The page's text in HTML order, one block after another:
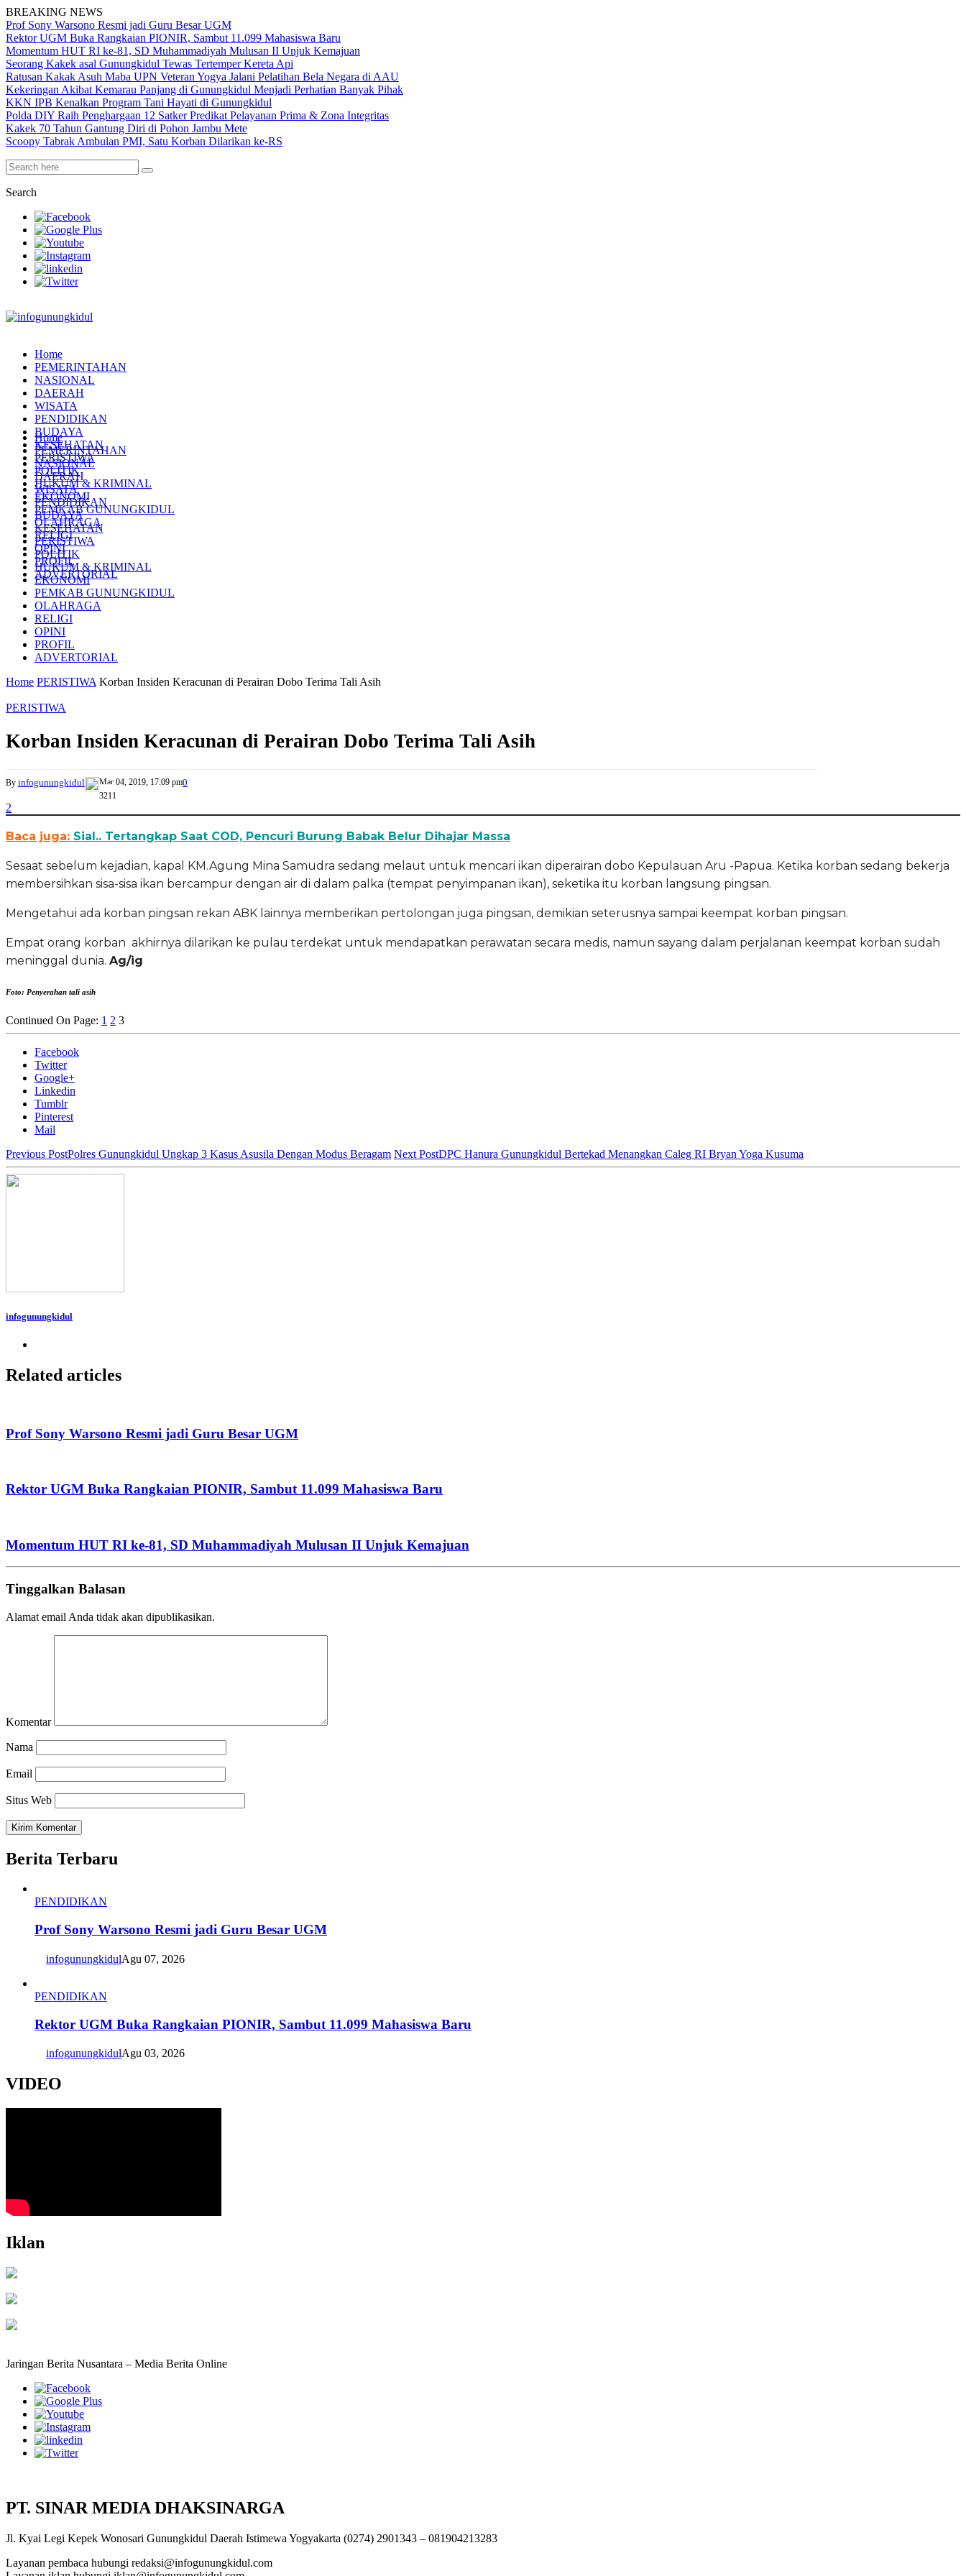
BREAKING NEWS
Prof Sony Warsono Resmi jadi Guru Besar UGM
Rektor UGM Buka Rangkaian PIONIR, Sambut 11.099 Mahasiswa Baru
Momentum HUT RI ke-81, SD Muhammadiyah Mulusan II Unjuk Kemajuan
Seorang Kakek asal Gunungkidul Tewas Tertemper Kereta Api
Ratusan Kakak Asuh Maba UPN Veteran Yogya Jalani Pelatihan Bela Negara di AAU
Kekeringan Akibat Kemarau Panjang di Gunungkidul Menjadi Perhatian Banyak Pihak
KKN IPB Kenalkan Program Tani Hayati di Gunungkidul
Polda DIY Raih Penghargaan 12 Satker Predikat Pelayanan Prima & Zona Integritas
Kakek 70 Tahun Gantung Diri di Pohon Jambu Mete
Scoopy Tabrak Ambulan PMI, Satu Korban Dilarikan ke-RS
Search
Home
PEMERINTAHAN
NASIONAL
DAERAH
WISATA
PENDIDIKAN
BUDAYA
KESEHATAN
PERISTIWA
POLITIK
HUKUM & KRIMINAL
EKONOMI
PEMKAB GUNUNGKIDUL
OLAHRAGA
RELIGI
OPINI
PROFIL
ADVERTORIAL
Home
PEMERINTAHAN
NASIONAL
DAERAH
WISATA
PENDIDIKAN
BUDAYA
KESEHATAN
PERISTIWA
POLITIK
HUKUM & KRIMINAL
EKONOMI
PEMKAB GUNUNGKIDUL
OLAHRAGA
RELIGI
OPINI
PROFIL
ADVERTORIAL
Home PERISTIWA Korban Insiden Keracunan di Perairan Dobo Terima Tali Asih
PERISTIWA
Korban Insiden Keracunan di Perairan Dobo Terima Tali Asih
By infogunungkidul Mar 04, 2019, 17:09 pm0
3211
2
Baca juga: Sial.. Tertangkap Saat COD, Pencuri Burung Babak Belur Dihajar Massa
Sesaat sebelum kejadian, kapal KM.Agung Mina Samudra sedang melaut untuk mencari ikan diperairan dobo Kepulauan Aru -Papua. Ketika korban sedang bekerja
membersihkan sisa-sisa ikan bercampur dengan air di dalam palka (tempat penyimpanan ikan), seketika itu korban langsung pingsan.
Mengetahui ada korban pingsan rekan ABK lainnya memberikan pertolongan juga pingsan, demikian seterusnya sampai keempat korban pingsan.
Empat orang korban akhirnya dilarikan ke pulau terdekat untuk mendapatkan perawatan secara medis, namun sayang dalam perjalanan keempat korban sudah
meninggal dunia. Ag/ig
Foto: Penyerahan tali asih
Continued On Page: 1 2 3
Facebook
Twitter
Google+
Linkedin
Tumblr
Pinterest
Mail
Previous PostPolres Gunungkidul Ungkap 3 Kasus Asusila Dengan Modus Beragam Next PostDPC Hanura Gunungkidul Bertekad Menangkan Caleg RI Bryan Yoga Kusuma
infogunungkidul
Related articles
Prof Sony Warsono Resmi jadi Guru Besar UGM
Rektor UGM Buka Rangkaian PIONIR, Sambut 11.099 Mahasiswa Baru
Momentum HUT RI ke-81, SD Muhammadiyah Mulusan II Unjuk Kemajuan
Tinggalkan Balasan
Alamat email Anda tidak akan dipublikasikan.
Komentar
Nama
Email
Situs Web
Berita Terbaru
PENDIDIKAN
Prof Sony Warsono Resmi jadi Guru Besar UGM
infogunungkidulAgu 07, 2026
PENDIDIKAN
Rektor UGM Buka Rangkaian PIONIR, Sambut 11.099 Mahasiswa Baru
infogunungkidulAgu 03, 2026
VIDEO
Iklan
Jaringan Berita Nusantara – Media Berita Online
PT. SINAR MEDIA DHAKSINARGA
Jl. Kyai Legi Kepek Wonosari Gunungkidul Daerah Istimewa Yogyakarta (0274) 2901343 – 081904213283
Layanan pembaca hubungi redaksi@infogunungkidul.com